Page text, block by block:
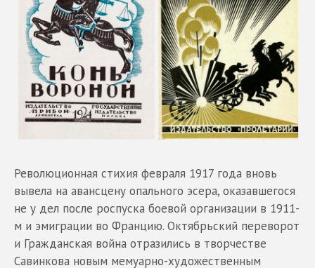
Революционная стихия февраля 1917 года вновь
вывела на авансцену опального эсера, оказавшегося
не у дел после роспуска боевой организации в 1911-
м и эмиграции во Францию. Октябрьский переворот
и Гражданская война отразились в творчестве
Савинкова новым мемуарно-художественным